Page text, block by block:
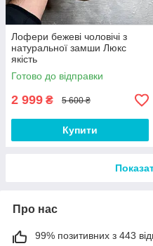
Лофери бежеві чоловічі з
натуральної замши Люкс
якість
Готово до відправки
2 999 ₴ 5 600 ₴
Купити
Про нас
99% позитивних з 443